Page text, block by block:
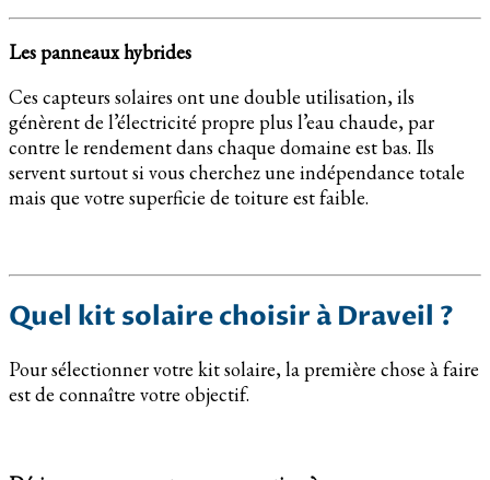
Les panneaux hybrides
Ces capteurs solaires ont une double utilisation, ils
génèrent de l’électricité propre plus l’eau chaude, par
contre le rendement dans chaque domaine est bas. Ils
servent surtout si vous cherchez une indépendance totale
mais que votre superficie de toiture est faible.
Quel kit solaire choisir à Draveil ?
Pour sélectionner votre kit solaire, la première chose à faire
est de connaître votre objectif.